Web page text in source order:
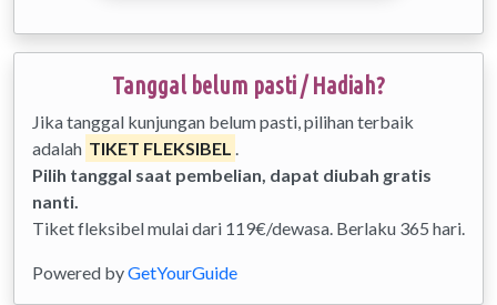
Tanggal belum pasti / Hadiah?
Jika tanggal kunjungan belum pasti, pilihan terbaik
adalah TIKET FLEKSIBEL .
Pilih tanggal saat pembelian, dapat diubah gratis
nanti.
Tiket fleksibel mulai dari 119€/dewasa. Berlaku 365 hari.
Powered byGetYourGuide